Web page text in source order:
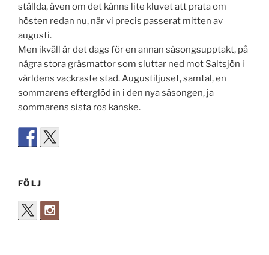
ställda, även om det känns lite kluvet att prata om
hösten redan nu, när vi precis passerat mitten av
augusti.
Men ikväll är det dags för en annan säsongsupptakt, på
några stora gräsmattor som sluttar ned mot Saltsjön i
världens vackraste stad. Augustiljuset, samtal, en
sommarens efterglöd in i den nya säsongen, ja
sommarens sista ros kanske.
FÖLJ